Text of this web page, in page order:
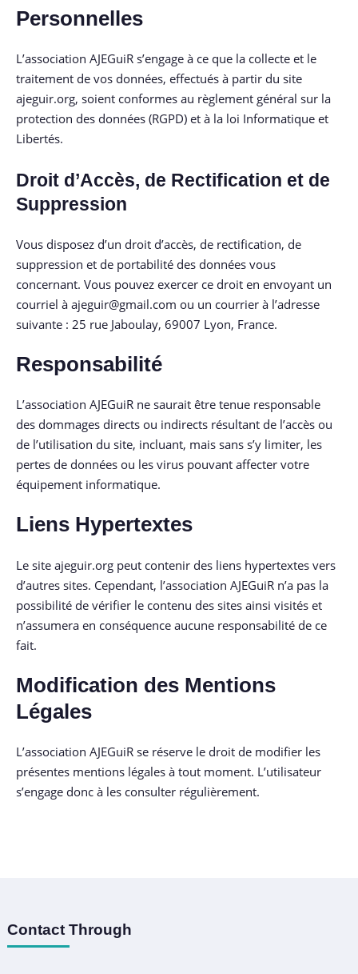
Personnelles
L’association AJEGuiR s’engage à ce que la collecte et le
traitement de vos données, effectués à partir du site
ajeguir.org, soient conformes au règlement général sur la
protection des données (RGPD) et à la loi Informatique et
Libertés.
Droit d’Accès, de Rectification et de
Suppression
Vous disposez d’un droit d’accès, de rectification, de
suppression et de portabilité des données vous
concernant. Vous pouvez exercer ce droit en envoyant un
courriel à ajeguir@gmail.com ou un courrier à l’adresse
suivante : 25 rue Jaboulay, 69007 Lyon, France.
Responsabilité
L’association AJEGuiR ne saurait être tenue responsable
des dommages directs ou indirects résultant de l’accès ou
de l’utilisation du site, incluant, mais sans s’y limiter, les
pertes de données ou les virus pouvant affecter votre
équipement informatique.
Liens Hypertextes
Le site ajeguir.org peut contenir des liens hypertextes vers
d’autres sites. Cependant, l’association AJEGuiR n’a pas la
possibilité de vérifier le contenu des sites ainsi visités et
n’assumera en conséquence aucune responsabilité de ce
fait.
Modification des Mentions
Légales
L’association AJEGuiR se réserve le droit de modifier les
présentes mentions légales à tout moment. L’utilisateur
s’engage donc à les consulter régulièrement.
Contact Through